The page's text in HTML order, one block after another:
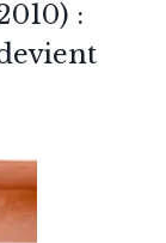
: